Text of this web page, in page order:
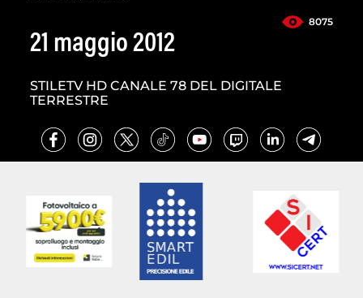
8075
21 maggio 2012
STILETV HD CANALE 78 DEL DIGITALE
TERRESTRE